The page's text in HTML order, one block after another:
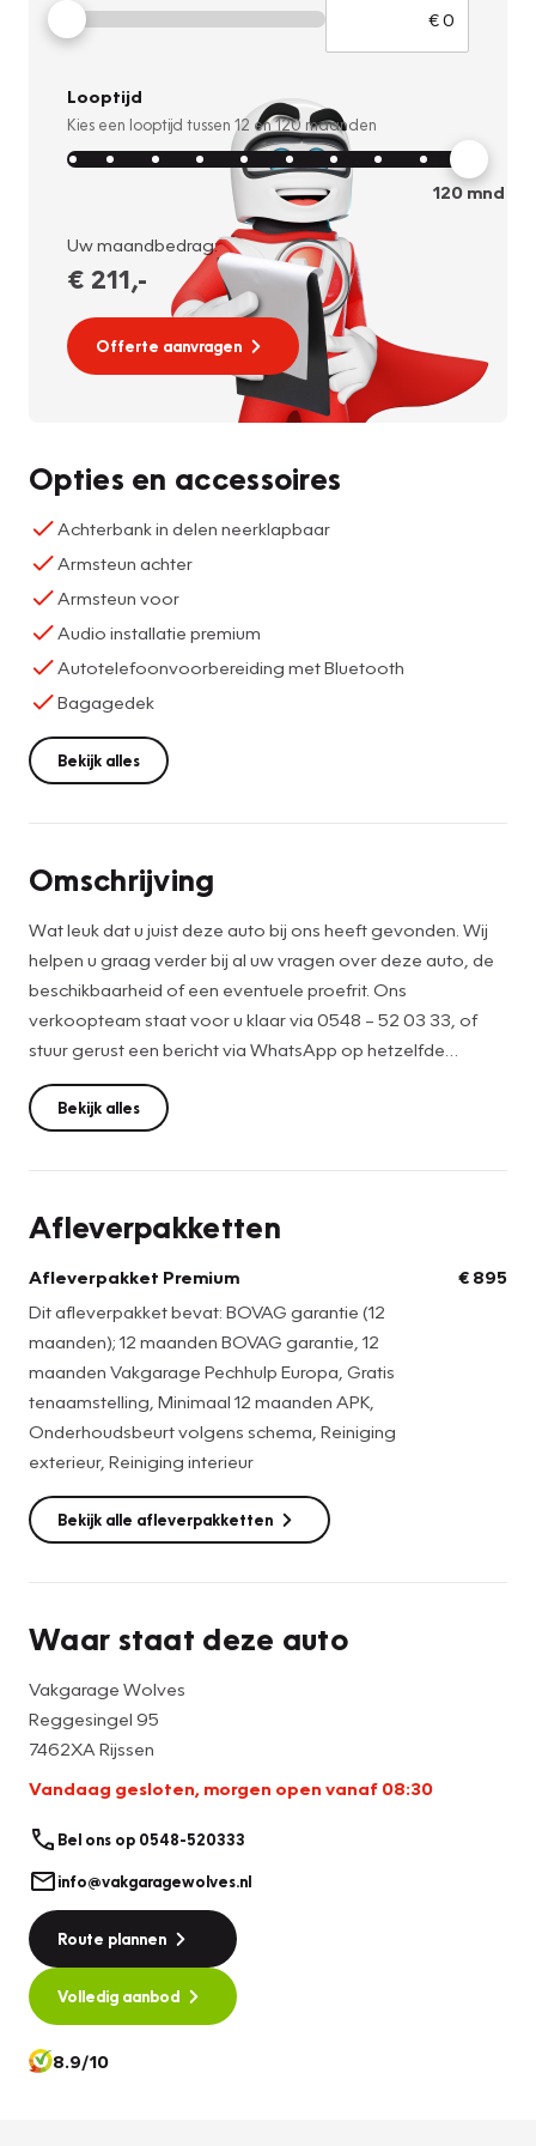
Looptijd
Kies een looptijd tussen 12 en120 maanden
120mnd
Uw maandbedrag:
€ 211,-
Offerte aanvragen
Opties en accessoires
Achterbank in delen neerklapbaar
Armsteun achter
Armsteun voor
Audio installatie premium
Autotelefoonvoorbereiding met Bluetooth
Bagagedek
Bekijk alles
Omschrijving
Wat leuk dat u juist deze auto bij ons heeft gevonden. Wij
helpen u graag verder bij al uw vragen over deze auto, de
beschikbaarheid of een eventuele proefrit. Ons
verkoopteam staat voor u klaar via 0548 – 52 03 33, of
stuur gerust een bericht via WhatsApp op hetzelfde
nummer.
De genoemde prijs is inclusief tenaamstellingskosten en
Wilt u graag extra zekerheid?
Kies dan voor ons Afleverpakket Premium, met extra
voordelen zoals:
- Minimaal 12 maanden APK
- 12 maanden BOVAG-garantie
- 12 maanden Vakgarage Pechhulp (Europa)
- Onderhoudsbeurt volgens fabrieksschema
Het Afleverpakket Premium is beschikbaar voor slechts €
895,- inclusief BTW
Bekijk alles
Afleverpakketten
Afleverpakket Premium
Dit afleverpakket bevat: BOVAG garantie (12
maanden); 12 maanden BOVAG garantie, 12
maanden Vakgarage Pechhulp Europa, Gratis
tenaamstelling, Minimaal 12 maanden APK,
Onderhoudsbeurt volgens schema, Reiniging
exterieur, Reiniging interieur
€ 895
Bekijk alle afleverpakketten
Waar staat deze auto
Vakgarage Wolves
Reggesingel 95
7462XA Rijssen
Vandaag gesloten, morgen open vanaf 08:30
Bel ons op 0548-520333
info@vakgaragewolves.nl
Route plannen
Volledig aanbod
8.9/10